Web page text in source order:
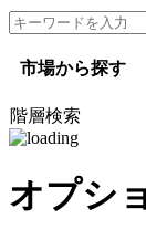
市場から探す
階層検索
オプシ